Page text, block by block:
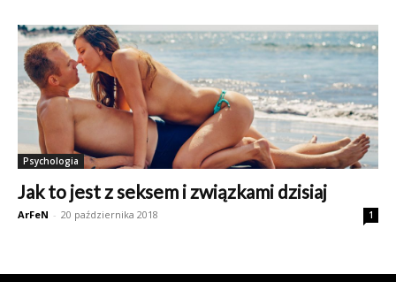
Psychologia
Jak to jest z seksem i związkami dzisiaj
ArFeN - 20 października 2018 1